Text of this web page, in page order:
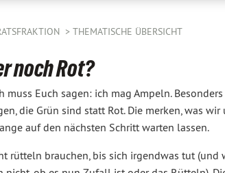
THEMATISCHE ÜBERSICHT
noch Rot?
muss Euch sagen: ich mag Ampeln. Besonders
die Grün sind statt Rot. Die merken, was wir
auf den nächsten Schritt warten lassen.
rütteln brauchen, bis sich irgendwas tut (und